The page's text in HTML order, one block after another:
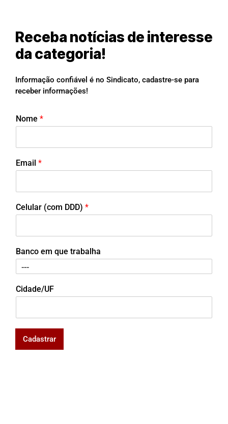
Receba notícias de interesse
da categoria!
Informação confiável é no Sindicato, cadastre-se para
receber informações!
Nome *
Email *
Celular (com DDD) *
Banco em que trabalha
Cidade/UF
Cadastrar